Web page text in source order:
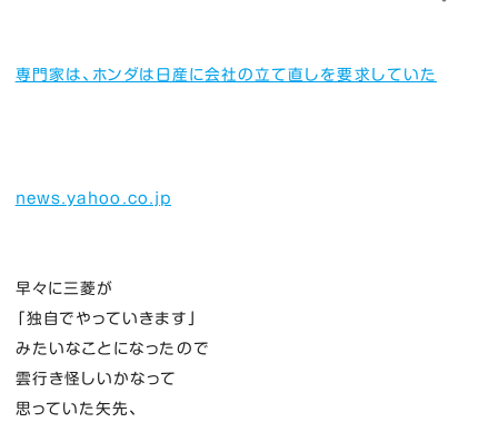
専門家は、ホンダは日産に会社の立て直しを要求していた
news.yahoo.co.jp
早々に三菱が
「独自でやっていきます」
みたいなことになったので
雲行き怪しいかなって
思っていた矢先、